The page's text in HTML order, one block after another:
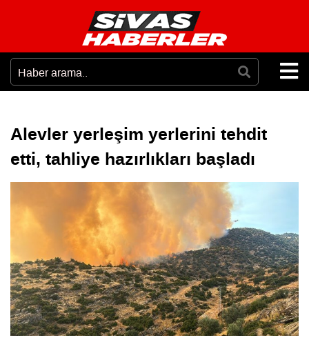
Alevler yerleşim yerlerini tehdit
etti, tahliye hazırlıkları başladı